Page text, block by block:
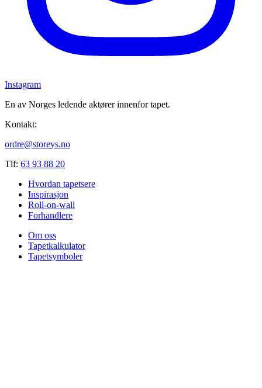
Instagram
En av Norges ledende aktører innenfor tapet.
Kontakt:
ordre@storeys.no
Tlf: 63 93 88 20
Hvordan tapetsere
Inspirasjon
Roll-on-wall
Forhandlere
Om oss
Tapetkalkulator
Tapetsymboler